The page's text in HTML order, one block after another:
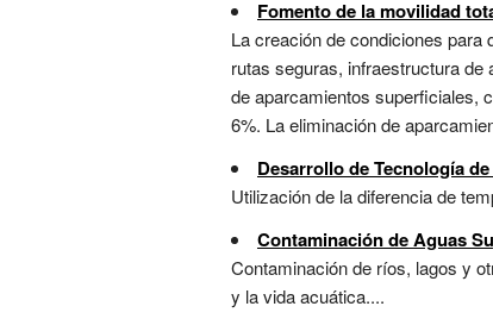
Fomento de la movilidad
La creación de condiciones para
rutas seguras, infraestructura de
de aparcamientos superficiales,
6%. La eliminación de
Desarrollo de Tecnología
Utilización de la diferencia de
Contaminación de Aguas
Contaminación de ríos, lagos y
y la vida acuática....